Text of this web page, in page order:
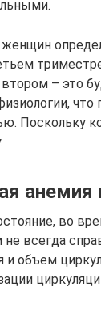
втором – это
Поскольку
анемия
во
всегда
и объем